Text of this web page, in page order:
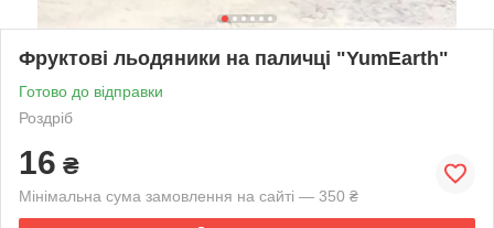
Фруктові льодяники на паличці "YumEarth"
Готово до відправки
Роздріб
16 ₴
Мінімальна сума замовлення на сайті — 350 ₴